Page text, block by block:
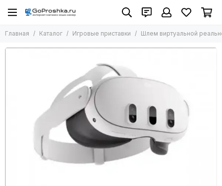
Игровые приставки
Главная Каталог Игровые приставки Шлем виртуальной